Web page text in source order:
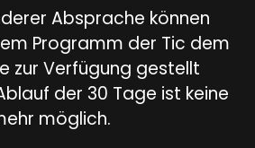
Absprache können
Programm der Tic dem
zur Verfügung gestellt
der 30 Tage ist keine
möglich.